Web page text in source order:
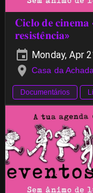
𝐂𝐢𝐜𝐥𝐨 𝐝𝐞 𝐜𝐢𝐧𝐞𝐦𝐚
𝐫𝐞𝐬𝐢𝐬𝐭𝐞̂𝐧𝐜𝐢𝐚»
Monday, Apr
Casa da
Documentários